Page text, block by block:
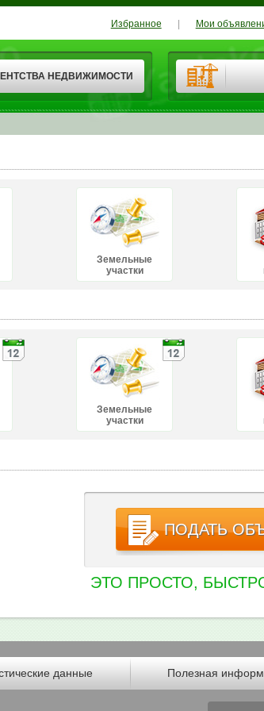
НЕДВИЖИМОСТИ
Избранное Мои
Земельные
участки
Земельные
участки
ПОДАТЬ
ЭТО ПРОСТО,
данные Полезная